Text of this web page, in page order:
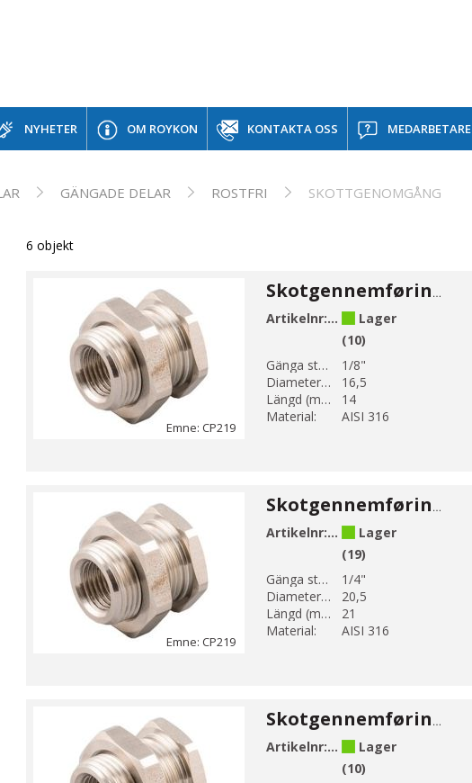
NYHETER OM ROYKON KONTAKTA OSS MEDARBETARE
GÄNGADE DELAR ROSTFRI SKOTTGENOMGÅNG
6 objekt
Emne: CP219
Skotgennemføring 316 HT 1/8"
Artikelnr:CP219-1
Lager
(10)
Gänga storlek 1:
1/8"
Diameter 1 (mm):
16,5
Längd (mm):
14
Material:
AISI 316
Emne: CP219
Skotgennemføring 316 HT 1/4"
Artikelnr:CP219-2
Lager
(19)
Gänga storlek 1:
1/4"
Diameter 1 (mm):
20,5
Längd (mm):
21
Material:
AISI 316
Skotgennemføring 316 HT 3/8"
Artikelnr:CP219-3
Lager
(10)